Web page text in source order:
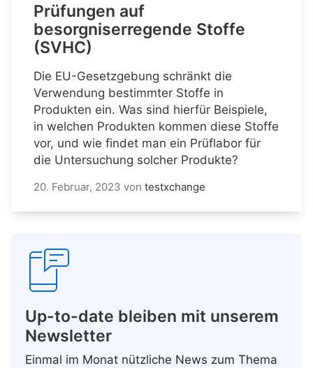
Prüfungen auf
besorgniserregende Stoffe
(SVHC)
Die EU-Gesetzgebung schränkt die
Verwendung bestimmter Stoffe in
Produkten ein. Was sind hierfür Beispiele,
in welchen Produkten kommen diese Stoffe
vor, und wie findet man ein Prüflabor für
die Untersuchung solcher Produkte?
20. Februar, 2023 von testxchange
Up-to-date bleiben mit unserem
Newsletter
Einmal im Monat nützliche News zum Thema